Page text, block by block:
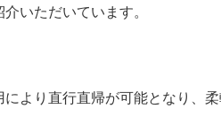
いただいています。
より直行直帰が可能となり、